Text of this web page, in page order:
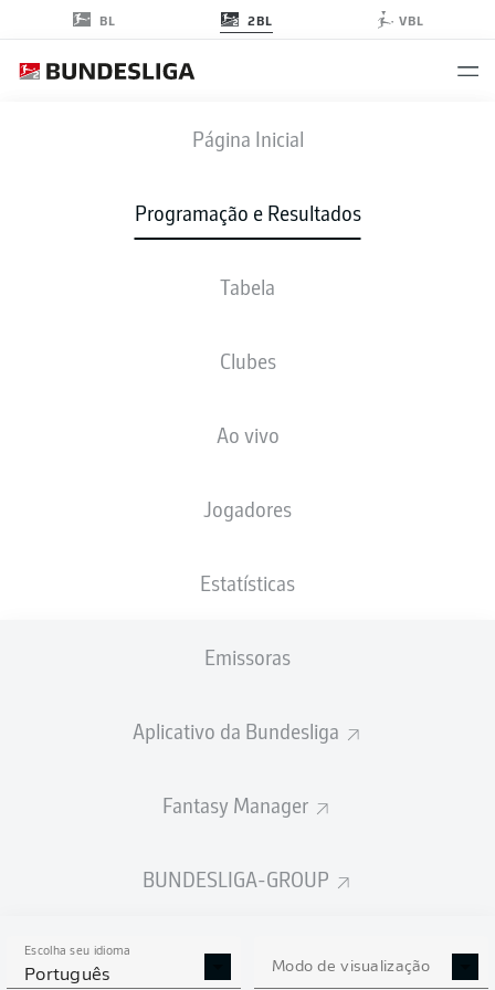
BL 2BL VBL
Página Inicial
Programação e Resultados
Tabela
Clubes
Ao vivo
Jogadores
Estatísticas
Emissoras
Aplicativo da Bundesliga
Fantasy Manager
BUNDESLIGA-GROUP
Escolha seu idioma
Português Modo de visualização
KSV SVD
ESCALAÇÕES
0